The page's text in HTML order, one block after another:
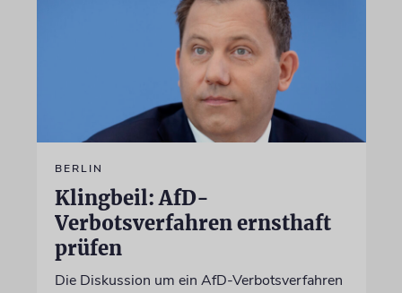
BERLIN
Klingbeil: AfD-
Verbotsverfahren ernsthaft
prüfen
Die Diskussion um ein AfD-Verbotsverfahren